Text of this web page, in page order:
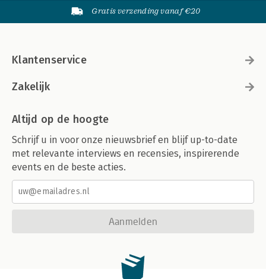
Gratis verzending vanaf €20
Klantenservice
Zakelijk
Altijd op de hoogte
Schrijf u in voor onze nieuwsbrief en blijf up-to-date
met relevante interviews en recensies, inspirerende
events en de beste acties.
Aanmelden